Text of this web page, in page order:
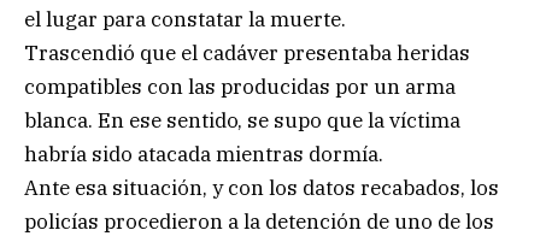
el lugar para constatar la muerte.
Trascendió que el cadáver presentaba heridas
compatibles con las producidas por un arma
blanca. En ese sentido, se supo que la víctima
habría sido atacada mientras dormía.
Ante esa situación, y con los datos recabados, los
policías procedieron a la detención de uno de los